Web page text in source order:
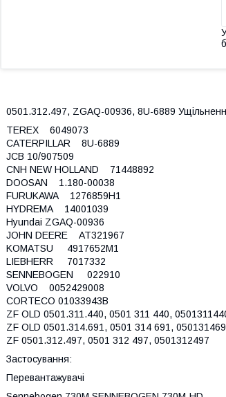
0501.312.497, ZGAQ-00936, 8U-6889
TEREX 6049073
CATERPILLAR 8U-6889
JCB 10/907509
CNH NEW HOLLAND 71448892
DOOSAN 1.180-00038
FURUKAWA 1276859H1
HYDREMA 14001039
Hyundai ZGAQ-00936
JOHN DEERE AT321967
KOMATSU 4917652M1
LIEBHERR 7017332
SENNEBOGEN 022910
VOLVO 0052429008
CORTECO 01033943B
ZF OLD 0501.311.440, 0501 311 440,
ZF OLD 0501.314.691, 0501 314 691,
ZF 0501.312.497, 0501 312 497, 0501312497
Застосування:
Перевантажувачі